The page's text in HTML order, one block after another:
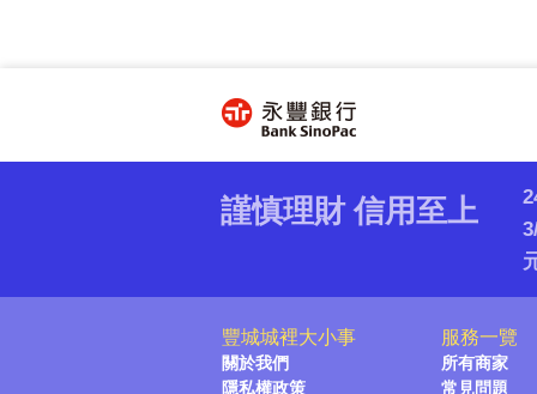
謹慎理財 信用至上
豐城城裡大小事
關於我們
隱私權政策
服務一覽
所有商家
常見問題